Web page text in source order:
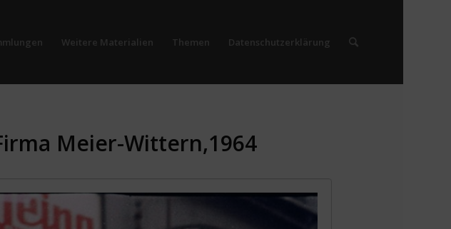
Weitere Materialien Themen Datenschutzerklärung
Meier-Wittern,1964